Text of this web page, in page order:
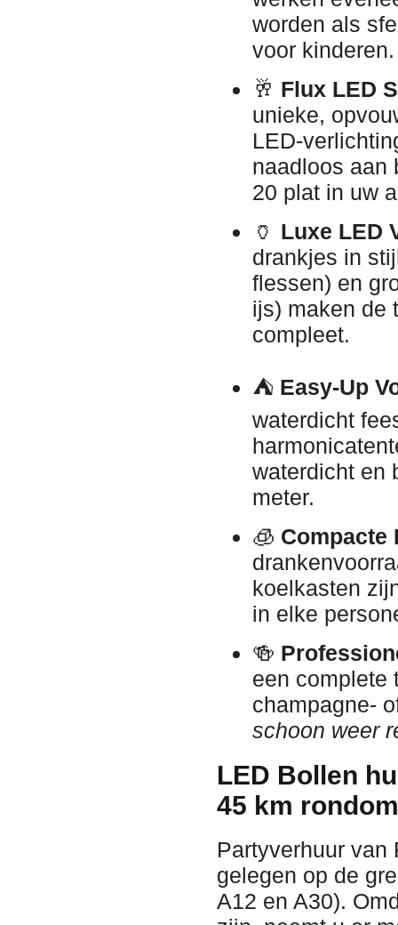
worden als
voor kinderen.
🥂 Flux LED
unieke,
LED-
naadloos aan
20 plat in uw
🏺 Luxe LED
drankjes in
flessen) en
ijs) maken de
compleet.
⛺ Easy-Up
waterdicht
waterdicht en
meter.
🧊 Compacte
koelkasten
in elke
🍻
een complete
champagne-
schoon weer
LED Bollen
45 km
Partyverhuur
gelegen op de
A12 en A30).